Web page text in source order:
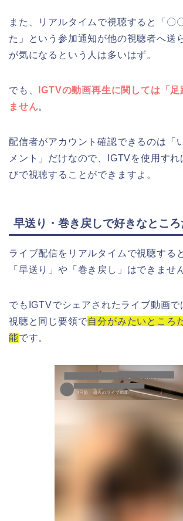
また、リアルタイムで視聴すると「〇
た」という参加通知が他の視聴者へ送
が気になるという人は多いはず。
でも、
IGTVの動画再生に関しては「足
ません。
配信者がアカウント確認できるのは「
メント」だけなので、IGTVを使用すれ
びで視聴することができますよ。
早送り・巻き戻しで好きなとこ
ライブ配信をリアルタイムで視聴する
「早送り」や「巻き戻し」はできませ
でもIGTVでシェアされたライブ動画
視聴と同じ要領で自分がみたいところ
能です。